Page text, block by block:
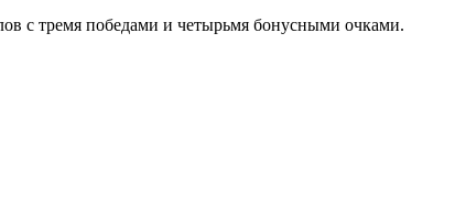
с тремя победами и четырьмя бонусными очками.